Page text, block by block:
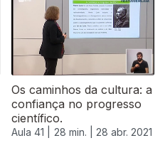
Os caminhos da cultura: a
confiança no progresso
científico.
Aula 41 | 28 min. | 28 abr. 2021